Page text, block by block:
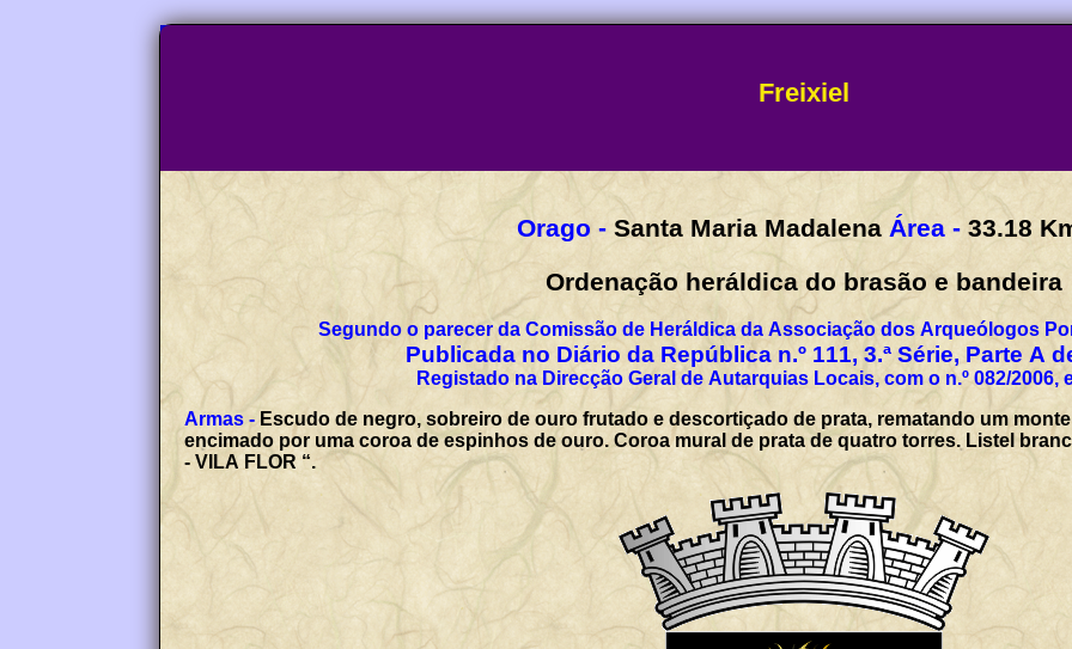
Freixiel
Orago - Santa Maria Madalena Área - 33.18
Ordenação heráldica do brasão e bandeira
Segundo o parecer da Comissão de Heráldica da Associação dos Arqueólogos
Publicada no Diário da República n.º 111, 3.ª Série, Parte A
Registado na Direcção Geral de Autarquias Locais, com o n.º 082/2006,
Armas - Escudo de negro, sobreiro de ouro frutado e descortiçado de prata, rematando um
encimado por uma coroa de espinhos de ouro. Coroa mural de prata de quatro torres. Listel
- VILA FLOR “.